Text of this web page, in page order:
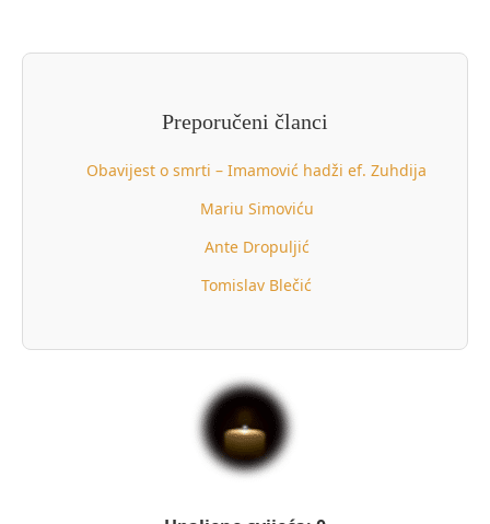
Preporučeni članci
Obavijest o smrti – Imamović hadži ef. Zuhdija
Mariu Simoviću
Ante Dropuljić
Tomislav Blečić